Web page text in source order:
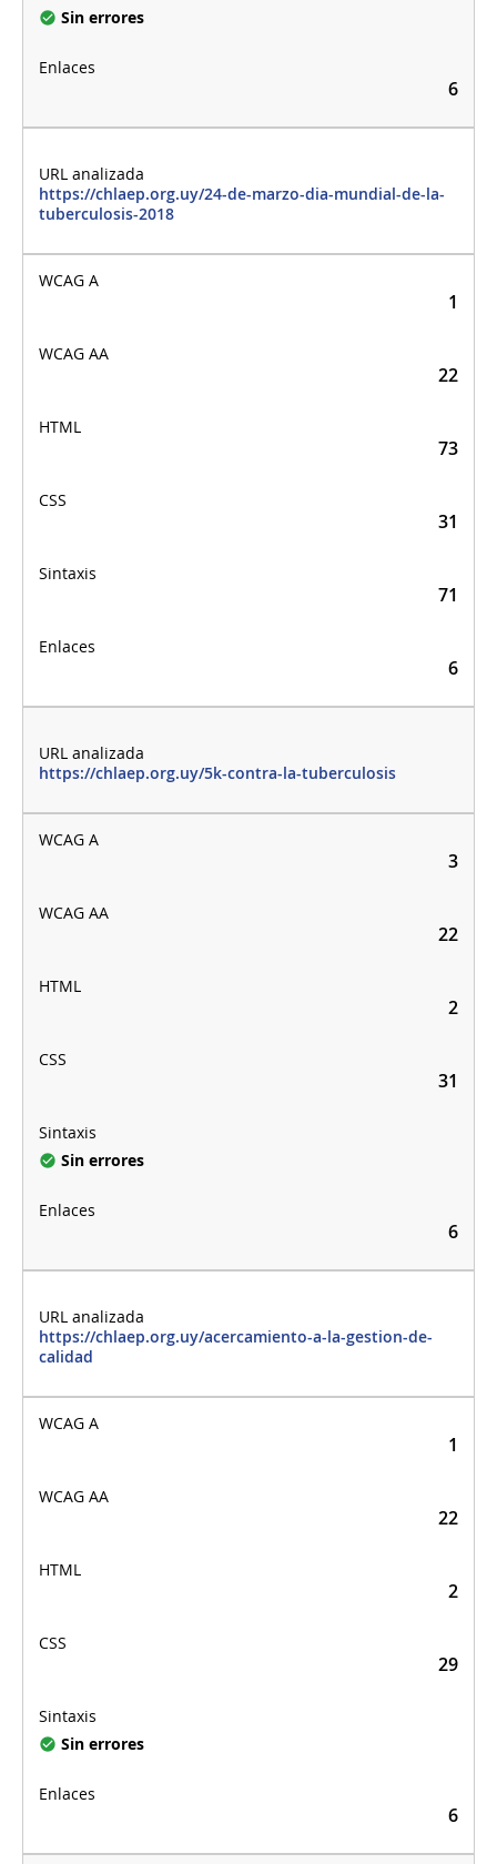
Sin errores
6
https://chlaep.org.uy/24-de-marzo-dia-mundial-de-la-
tuberculosis-2018
1
22
73
31
71
6
https://chlaep.org.uy/5k-contra-la-tuberculosis
3
22
2
31
Sin errores
6
https://chlaep.org.uy/acercamiento-a-la-gestion-de-
calidad
1
22
2
29
Sin errores
6